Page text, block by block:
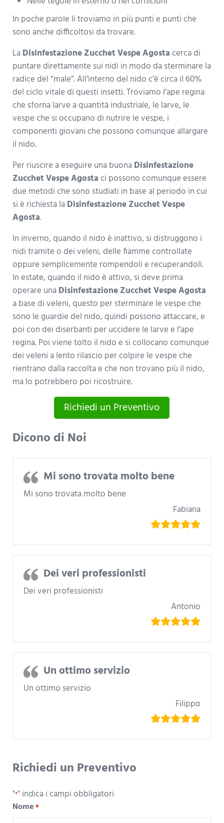
In poche parole li troviamo in più punti e punti che
sono anche difficoltosi da trovare.
LaDisinfestazione Zucchet Vespe Agostacerca di
puntare direttamente sui nidi in modo da sterminare la
radice del “male”. All’interno del nido c’è circa il 60%
del ciclo vitale di questi insetti. Troviamo l’ape regina
che sforna larve a quantità industriale, le larve, le
vespe che si occupano di nutrire le vespe, i
componenti giovani che possono comunque allargare
il nido.
Per riuscire a eseguire una buonaDisinfestazione
Zucchet Vespe Agostaci possono comunque essere
due metodi che sono studiati in base al periodo in cui
si è richiesta laDisinfestazione Zucchet Vespe
Agosta.
In inverno, quando il nido è inattivo, si distruggono i
nidi tramite o dei veleni, delle fiamme controllate
oppure semplicemente rompendoli e recuperandoli.
In estate, quando il nido è attivo, si deve prima
operare unaDisinfestazione Zucchet Vespe Agosta
a base di veleni, questo per sterminare le vespe che
sono le guardie del nido, quindi possono attaccare, e
poi con dei diserbanti per uccidere le larve e l’ape
regina. Poi viene tolto il nido e si collocano comunque
dei veleni a lento rilascio per colpire le vespe che
rientrano dalla raccolta e che non trovano più il nido,
ma lo potrebbero poi ricostruire.
Richiedi un Preventivo
Dicono di Noi
Mi sono trovata molto bene
Mi sono trovata molto bene
Fabiana
Dei veri professionisti
Dei veri professionisti
Antonio
Un ottimo servizio
Un ottimo servizio
Filippo
Richiedi un Preventivo
"*" indica i campi obbligatori
Nome *